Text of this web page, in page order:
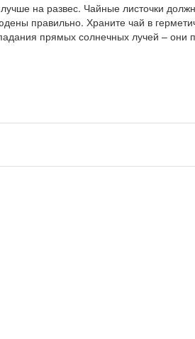
на развес. Чайные листочки
правильно. Храните чай в
прямых солнечных лучей – они